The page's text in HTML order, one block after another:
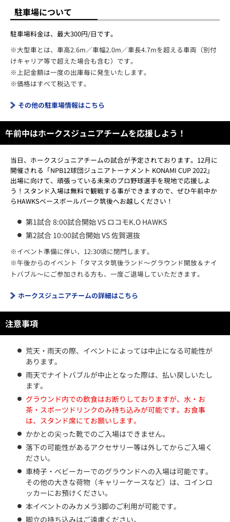
駐車場について
駐車場料金は、最大300円/日です。
※大型車とは、車高2.6m／車幅2.0m／車長4.7mを超える車両（別付
けキャリア等で超えた場合も含む）です。
※上記金額は一度の出庫毎に発生いたします。
※価格はすべて税込です。
その他の駐車場情報はこちら
午前中はホークスジュニアチームを応援しよう！
当日、ホークスジュニアチームの試合が予定されております。12月に
開催される「NPB12球団ジュニアトーナメント KONAMI CUP 2022」
出場に向けて、頑張っている未来のプロ野球選手を現地で応援しよ
う！スタンド入場は無料で観戦する事ができますので、ぜひ午前中か
らHAWKSベースボールパーク筑後へお越しください！
第1試合 8:00試合開始 VS ロコモK.O HAWKS
第2試合 10:00試合開始 VS 佐賀選抜
※イベント準備に伴い、12:30頃に閉門します。
※午後からのイベント「タマスタ筑後ランド～グラウンド開放＆ナイ
トバブル～にご参加される方も、一度ご退場していただきます。
ホークスジュニアチームの詳細はこちら
注意事項
荒天・雨天の際、イベントによっては中止になる可能性が
あります。
雨天でナイトバブルが中止となった際は、払い戻しいたし
ます。
グラウンド内での飲食はお断りしておりますが、水・お
茶・スポーツドリンクのみ持ち込みが可能です。お食事
は、スタンド席にてお願いします。
かかとの尖った靴でのご入場はできません。
落下の可能性があるアクセサリー等は外してからご入場く
ださい。
車椅子・ベビーカーでのグラウンドへの入場は可能です。
その他の大きな荷物（キャリーケースなど）は、コインロ
ッカーにお預けください。
本イベントのみカメラ3脚のご利用が可能です。
脚立の持ち込みはご遠慮ください。